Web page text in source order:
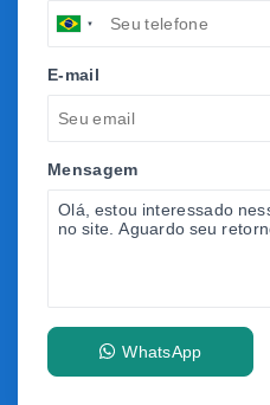
E-mail
Mensagem
WhatsApp